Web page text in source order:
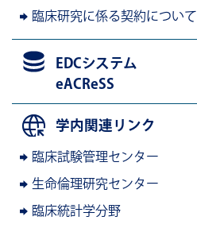
臨床研究に係る契約について
EDCシステム
eACReSS
学内関連リンク
臨床試験管理センター
生命倫理研究センター
臨床統計学分野